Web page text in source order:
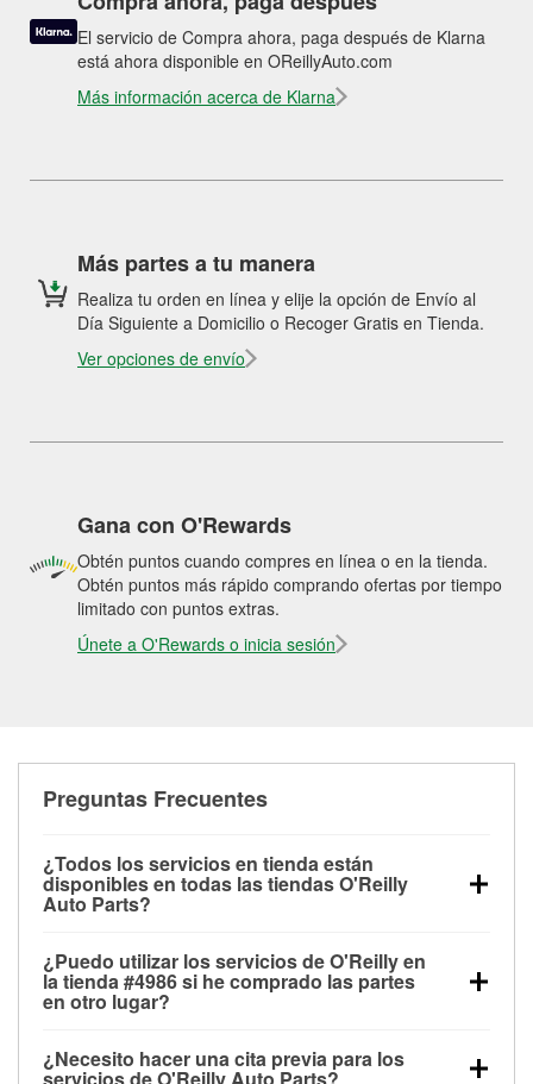
El servicio de Compra ahora, paga después de Klarna
está ahora disponible en OReillyAuto.com
Más información acerca de Klarna
Más partes a tu manera
Realiza tu orden en línea y elije la opción de Envío al
Día Siguiente a Domicilio o Recoger Gratis en Tienda.
Ver opciones de envío
Gana con O'Rewards
Obtén puntos cuando compres en línea o en la tienda.
Obtén puntos más rápido comprando ofertas por tiempo
limitado con puntos extras.
Únete a O'Rewards o inicia sesión
Preguntas Frecuentes
¿Todos los servicios en tienda están
disponibles en todas las tiendas O'Reilly
Auto Parts?
las pruebas de batería, pruebas de alternador y
motor de arranque, revisión de la luz “Check Engine”
con O'Reilly VeriScan® e instalación de
limpiaparabrisas o bombillas, están disponibles en
todas las tiendas O'Reilly Auto Parts. La tienda
¿Puedo utilizar los servicios de O'Reilly en
la tienda #4986 si he comprado las partes
en otro lugar?
de O'Reilly Auto Parts que estén disponibles en la
¿Necesito hacer una cita previa para los